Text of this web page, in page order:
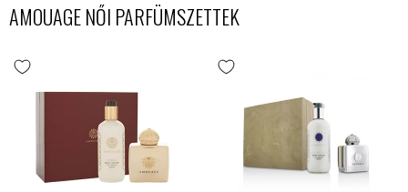
AMOUAGE NŐI PARFÜMSZETTEK